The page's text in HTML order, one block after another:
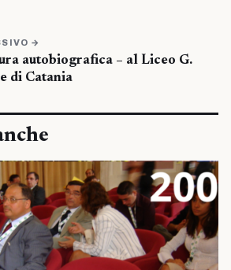
→
autobiografica – al Liceo G.
di Catania